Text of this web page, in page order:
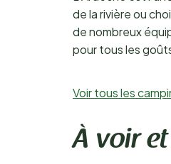
de la rivière ou
de nombreux
pour tous les
Voir tous les
À voir